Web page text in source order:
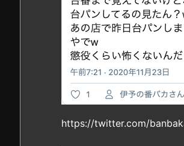
https://twitter.com/